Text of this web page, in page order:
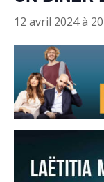
12 avril 2024 à